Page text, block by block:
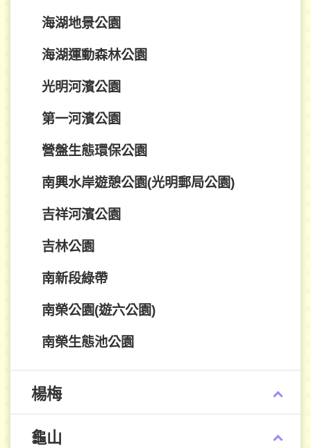
海湖地景公園
海湖運動森林公園
光明河濱公園
第一河濱公園
營盤生態環保公園
南興水岸遊憩公園(光明郵局公園)
吉祥河濱公園
吉林公園
南新段綠帶
南榮公園(遊六公園)
南榮生態池公園
楊梅
龜山